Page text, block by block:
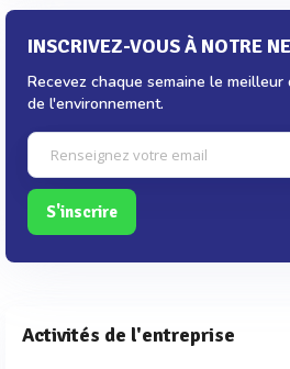
INSCRIVEZ-VOUS À NOTRE
Recevez chaque semaine le
de l'environnement.
S'inscrire
Activités de l'entreprise